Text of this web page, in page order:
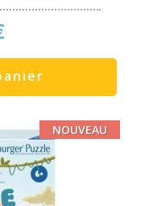
NOUVEAU